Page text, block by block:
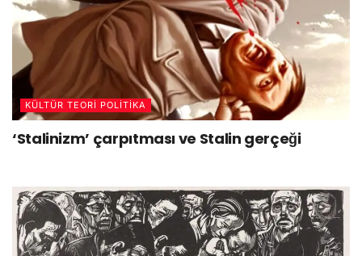
KÜLTÜR TEORI POLITIKA
‘Stalinizm’ çarpıtması ve Stalin gerçeği